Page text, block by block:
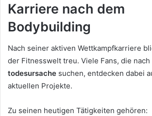
Karriere nach dem
Bodybuilding
Nach seiner aktiven Wettkampfkarriere
der Fitnesswelt treu. Viele Fans, die nach
todesursache suchen, entdecken dabei
aktuellen Projekte.
Zu seinen heutigen Tätigkeiten gehören: